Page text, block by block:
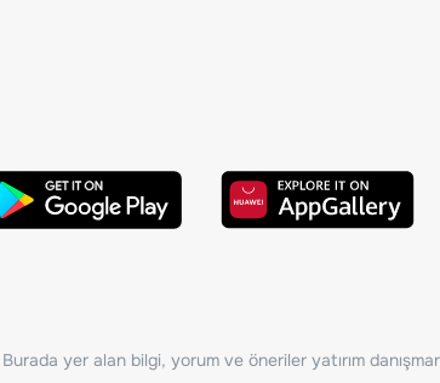
yer alan bilgi, yorum ve öneriler yatırım